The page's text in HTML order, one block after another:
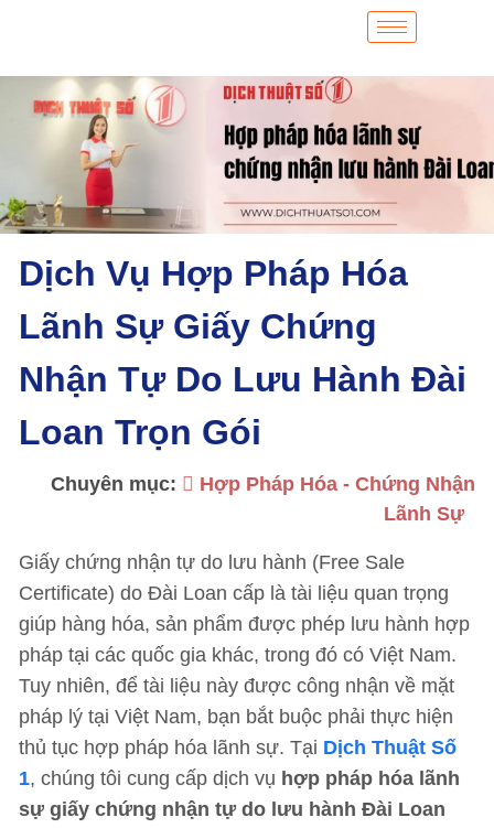
Dịch Vụ Hợp Pháp Hóa
Lãnh Sự Giấy Chứng
Nhận Tự Do Lưu Hành Đài
Loan Trọn Gói
Chuyên mục:
Hợp Pháp Hóa - Chứng Nhận
Lãnh Sự
Giấy chứng nhận tự do lưu hành (Free Sale
Certificate) do Đài Loan cấp là tài liệu quan trọng
giúp hàng hóa, sản phẩm được phép lưu hành hợp
pháp tại các quốc gia khác, trong đó có Việt Nam.
Tuy nhiên, để tài liệu này được công nhận về mặt
pháp lý tại Việt Nam, bạn bắt buộc phải thực hiện
thủ tục hợp pháp hóa lãnh sự. Tại Dịch Thuật Số
1, chúng tôi cung cấp dịch vụ hợp pháp hóa lãnh
sự giấy chứng nhận tự do lưu hành Đài Loan